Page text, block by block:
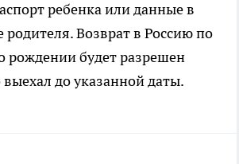
ребенка или данные в
родителя. Возврат в Россию по
рождении будет разрешен
выехал до указанной даты.